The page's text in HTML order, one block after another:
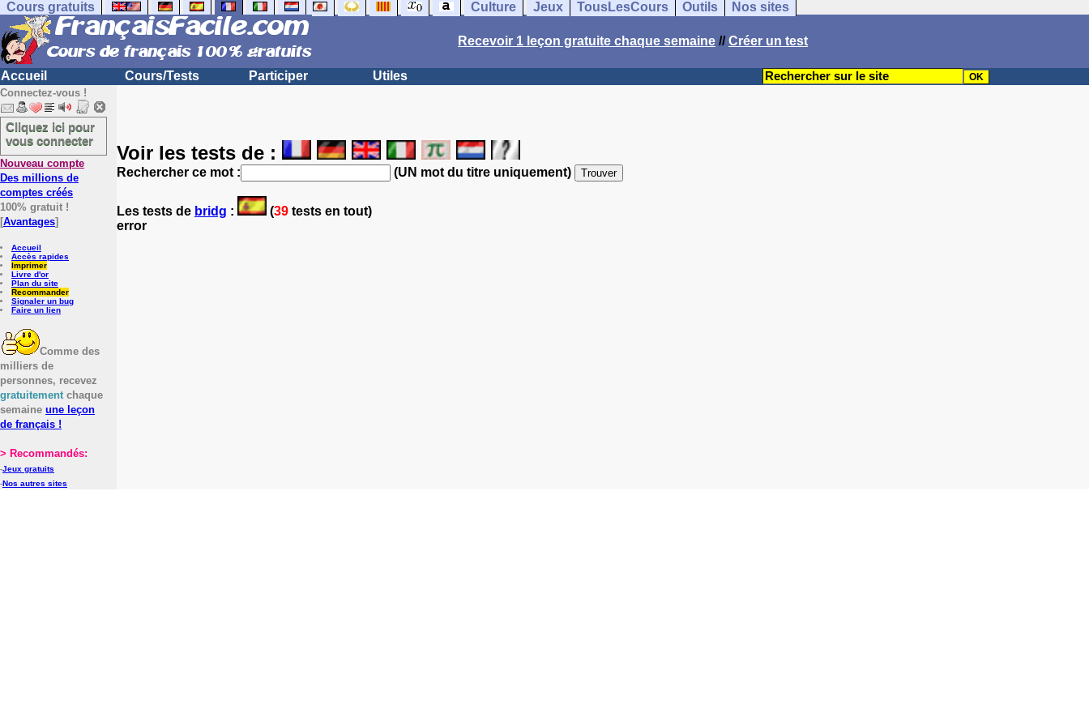
Cours gratuits Culture Jeux TousLesCours Outils Nos sites
Recevoir 1 leçon gratuite chaque semaine //Créer un test
Accueil Cours/Tests Participer Utiles
Connectez-vous !
Cliquez ici pour
vous connecter
Nouveau compte
Des millions de
comptes créés
100% gratuit !
[Avantages]
Accueil
Accès rapides
Imprimer
Livre d'or
Plan du site
Recommander
Signaler un bug
Faire un lien
Comme des
milliers de
personnes, recevez
gratuitementchaque
semaine une leçon
de français !
> Recommandés:
-Jeux gratuits
-Nos autres sites
Voir les tests de :
Rechercher ce mot : (UN mot du titre uniquement)
Les tests de bridg : (39 tests en tout)
error